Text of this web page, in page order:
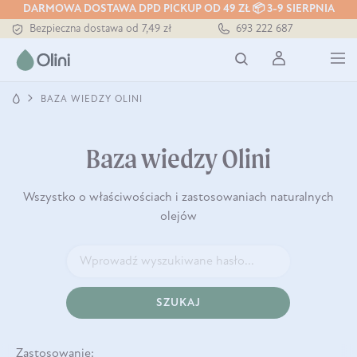
DARMOWA DOSTAWA DPD PICKUP OD 49 ZŁ 📦 3-9 SIERPNIA
Bezpieczna dostawa od 7,49 zł
Darmowa dostawa od 199 zł
693 222 687
BAZA WIEDZY OLINI
Baza wiedzy Olini
Wszystko o właściwościach i zastosowaniach naturalnych
olejów
SZUKAJ
Zastosowanie: